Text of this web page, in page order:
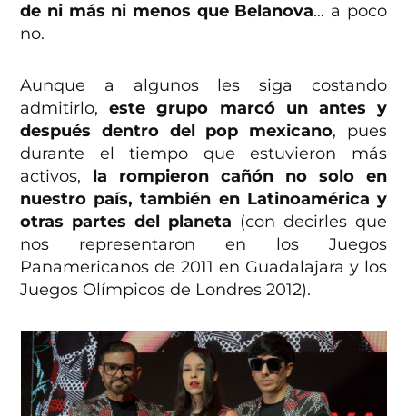
de ni más ni menos que Belanova… a poco
no.
Aunque a algunos les siga costando
admitirlo,este grupo marcó un antes y
después dentro del pop mexicano, pues
durante el tiempo que estuvieron más
activos, la rompieron cañón no solo en
nuestro país, también en Latinoamérica y
otras partes del planeta (con decirles que
nos representaron en los Juegos
Panamericanos de 2011 en Guadalajara y los
Juegos Olímpicos de Londres 2012).